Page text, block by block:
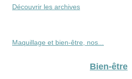
Découvrir les archives
Maquillage et bien-être, nos...
Bien-être